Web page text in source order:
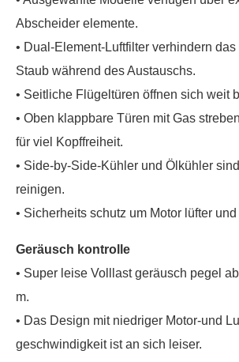
Abscheider elemente.
• Dual-Element-Luftfilter verhindern
Staub während des Austauschs.
• Seitliche Flügeltüren öffnen sich weit
• Oben klappbare Türen mit Gas
für viel Kopffreiheit.
• Side-by-Side-Kühler und Ölkühler
reinigen.
• Sicherheits schutz um Motor lüfter
Geräusch kontrolle
• Super leise Volllast geräusch pegel
m.
• Das Design mit niedriger Motor-und
geschwindigkeit ist an sich leiser.